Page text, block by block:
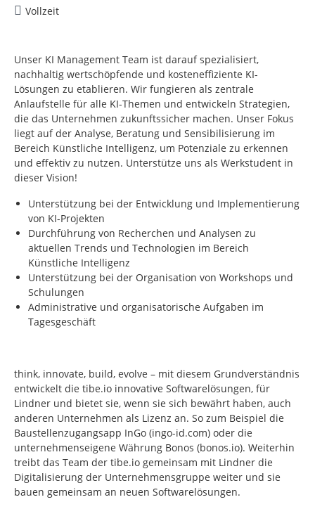
Vollzeit
Unser KI Management Team ist darauf spezialisiert,
nachhaltig wertschöpfende und kosteneffiziente KI-
Lösungen zu etablieren. Wir fungieren als zentrale
Anlaufstelle für alle KI-Themen und entwickeln Strategien,
die das Unternehmen zukunftssicher machen. Unser Fokus
liegt auf der Analyse, Beratung und Sensibilisierung im
Bereich Künstliche Intelligenz, um Potenziale zu erkennen
und effektiv zu nutzen. Unterstütze uns als Werkstudent in
dieser Vision!
Unterstützung bei der Entwicklung und Implementierung
von KI-Projekten
Durchführung von Recherchen und Analysen zu
aktuellen Trends und Technologien im Bereich
Künstliche Intelligenz
Unterstützung bei der Organisation von Workshops und
Schulungen
Administrative und organisatorische Aufgaben im
Tagesgeschäft
think, innovate, build, evolve – mit diesem Grundverständnis
entwickelt die tibe.io innovative Softwarelösungen, für
Lindner und bietet sie, wenn sie sich bewährt haben, auch
anderen Unternehmen als Lizenz an. So zum Beispiel die
Baustellenzugangsapp InGo (ingo-id.com) oder die
unternehmenseigene Währung Bonos (bonos.io). Weiterhin
treibt das Team der tibe.io gemeinsam mit Lindner die
Digitalisierung der Unternehmensgruppe weiter und sie
bauen gemeinsam an neuen Softwarelösungen.